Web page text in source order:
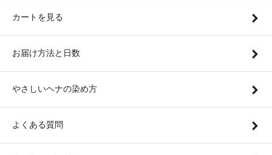
カートを見る
お届け方法と日数
やさしいヘナの染め方
よくある質問